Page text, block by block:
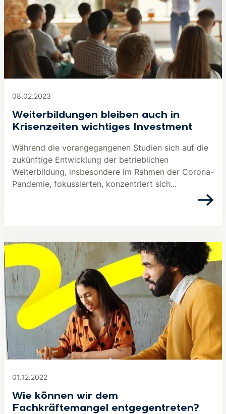
08.02.2023
Weiterbildungen bleiben auch in
Krisenzeiten wichtiges Investment
Während die vorangegangenen Studien sich auf die
zukünftige Entwicklung der betrieblichen
Weiterbildung, insbesondere im Rahmen der Corona-
Pandemie, fokussierten, konzentriert sich...
01.12.2022
Wie können wir dem
Fachkräftemangel entgegentreten?